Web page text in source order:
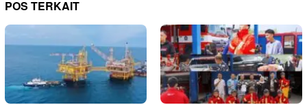
POS TERKAIT